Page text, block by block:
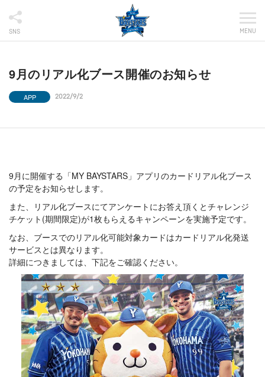
SNS MENU
9月のリアル化ブース開催のお知らせ
APP 2022/9/2
9月に開催する「MY BAYSTARS」アプリのカードリアル化ブース
の予定をお知らせします。
また、リアル化ブースにてアンケートにお答え頂くとチャレンジ
チケット(期間限定)が1枚もらえるキャンペーンを実施予定です。
なお、ブースでのリアル化可能対象カードはカードリアル化発送
サービスとは異なります。
詳細につきましては、下記をご確認ください。